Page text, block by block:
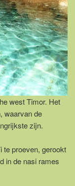
west Timor. Het
waarvan de
zijn.
te proeven, gerookt
in de nasi rames